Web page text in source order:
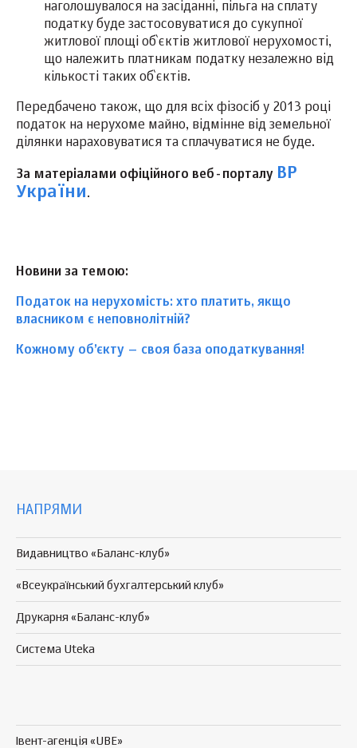
наголошувалося на засіданні, пільга на сплату
податку буде застосовуватися до сукупної
житлової площі об`єктів житлової нерухомості,
що належить платникам податку незалежно від
кількості таких об`єктів.
Передбачено також, що для всіх фізосіб у 2013 році
податок на нерухоме майно, відмінне від земельної
ділянки нараховуватися та сплачуватися не буде.
За матеріалами офіційного веб-порталу ВР
України.
Новини за темою:
Податок на нерухомість: хто платить, якщо
власником є неповнолітній?
Кожному об’єкту – своя база оподаткування!
НАПРЯМИ
Видавництво «Баланс-клуб»
«Всеукраїнський бухгалтерський клуб»
Друкарня «Баланс-клуб»
Система Uteka
Івент-агенція «UBE»